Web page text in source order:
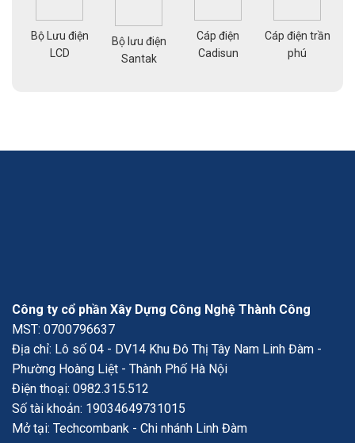
Bộ Lưu điện
LCD
Bộ lưu điện
Santak
Cáp điện
Cadisun
Cáp điện trần
phú
Công ty cổ phần Xây Dựng Công Nghệ Thành Công
MST: 0700796637
Địa chỉ: Lô số 04 - DV14 Khu Đô Thị Tây Nam Linh Đàm -
Phường Hoàng Liệt - Thành Phố Hà Nội
Điện thoại: 0982.315.512
Số tài khoản: 19034649731015
Mở tại: Techcombank - Chi nhánh Linh Đàm